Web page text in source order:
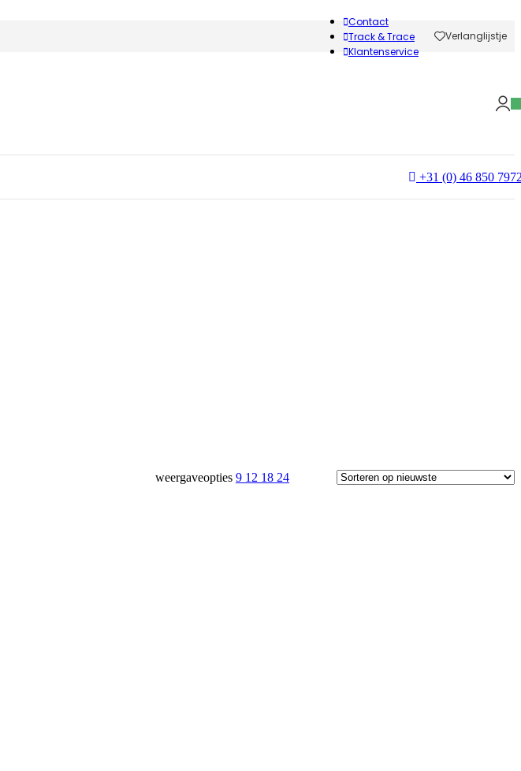
Contact
Track & Trace
Klantenservice
Verlanglijstje
+31 (0) 46 850
weergaveopties 9 12 18 24